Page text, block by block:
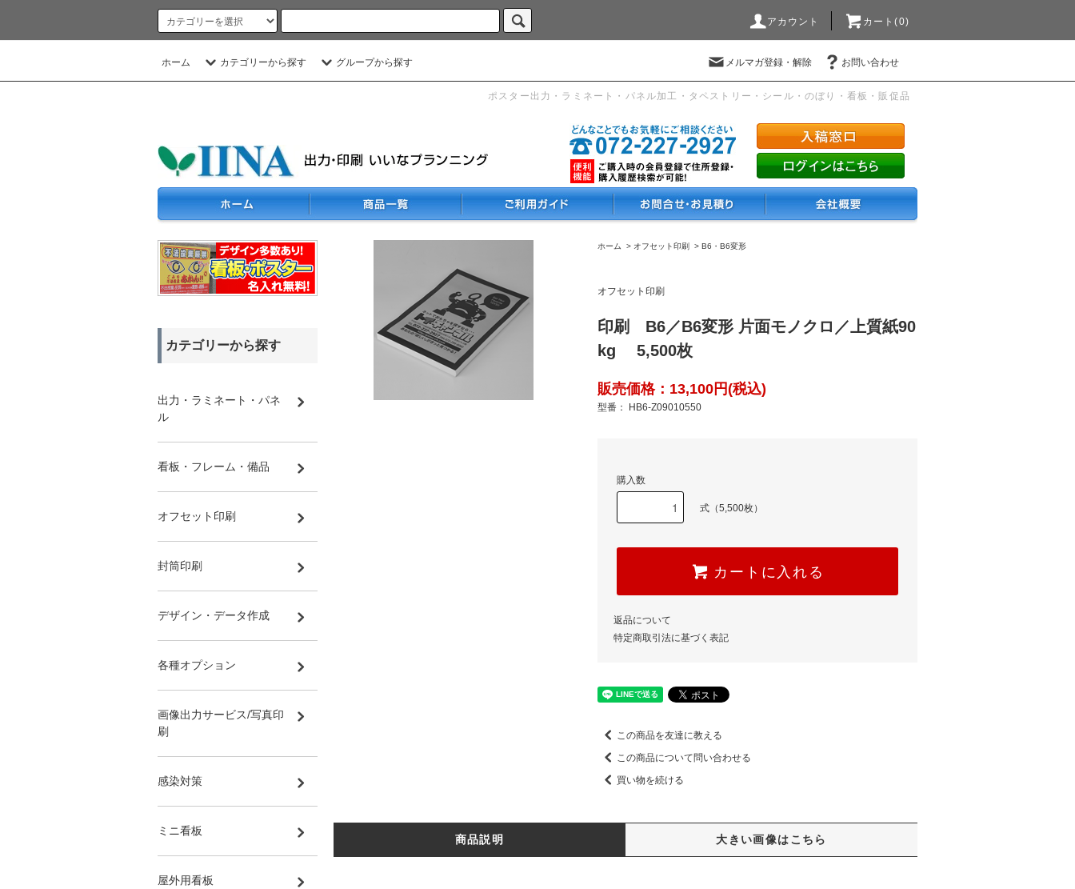
アカウント カート(0)
ホーム カテゴリーから探す グループから探す メルマガ登録・解除 お問い合わせ
ポスター出力・ラミネート・パネル加工・タペストリー・シール・のぼり・看板・販促品
ホーム > オフセット印刷 > B6・B6変形
オフセット印刷
印刷 B6／B6変形 片面モノクロ／上質紙90
kg 5,500枚
販売価格：13,100円(税込)
型番： HB6-Z09010550
購入数
式（5,500枚）
カートに入れる
返品について
特定商取引法に基づく表記
この商品を友達に教える
この商品について問い合わせる
買い物を続ける
商品説明 大きい画像はこちら
カテゴリーから探す
出力・ラミネート・パネ
ル
看板・フレーム・備品
オフセット印刷
封筒印刷
デザイン・データ作成
各種オプション
画像出力サービス/写真印
刷
感染対策
ミニ看板
屋外用看板